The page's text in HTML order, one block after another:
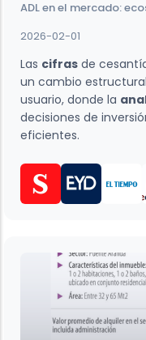
ADL en el mercado:
2026-02-01
Las cifras de
un cambio
usuario, donde la
decisiones de
eficientes.